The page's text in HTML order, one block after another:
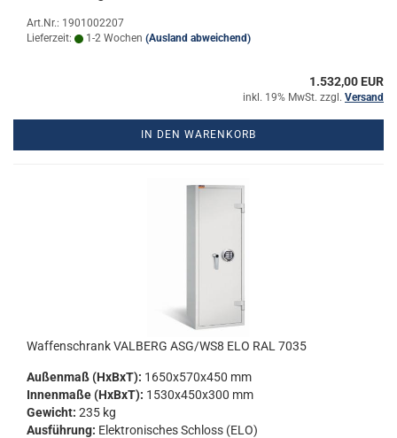
Art.Nr.: 1901002207
Lieferzeit:
1-2 Wochen (Ausland abweichend)
1.532,00 EUR
inkl. 19% MwSt. zzgl. Versand
IN DEN WARENKORB
Waf­fen­schrank VAL­BERG ASG/WS8 ELO RAL 7035
Au­ßen­maß (HxBxT): 1650x570x450 mm
In­nen­ma­ße (HxBxT): 1530x450x300 mm
Ge­wicht: 235 kg
Aus­füh­rung: Elek­tro­ni­sches Schloss (ELO)